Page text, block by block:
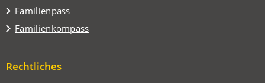
Familienpass
Familienkompass
Rechtliches